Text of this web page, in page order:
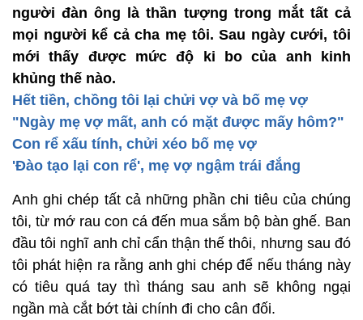
người đàn ông là thần tượng trong mắt tất cả
mọi người kể cả cha mẹ tôi. Sau ngày cưới, tôi
mới thấy được mức độ ki bo của anh kinh
khủng thế nào.
Hết tiền, chồng tôi lại chửi vợ và bố mẹ vợ
"Ngày mẹ vợ mất, anh có mặt được mấy hôm?"
Con rể xấu tính, chửi xéo bố mẹ vợ
'Đào tạo lại con rể', mẹ vợ ngậm trái đắng
Anh ghi chép tất cả những phần chi tiêu của chúng
tôi, từ mớ rau con cá đến mua sắm bộ bàn ghế. Ban
đầu tôi nghĩ anh chỉ cẩn thận thế thôi, nhưng sau đó
tôi phát hiện ra rằng anh ghi chép để nếu tháng này
có tiêu quá tay thì tháng sau anh sẽ không ngại
ngần mà cắt bớt tài chính đi cho cân đối.